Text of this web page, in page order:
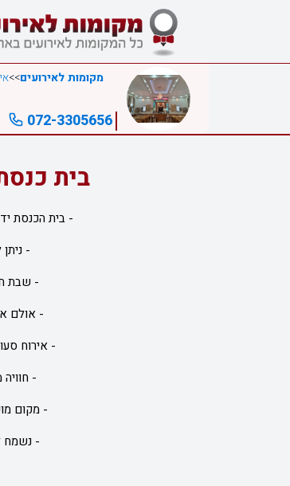
מקומות לאירועים>>
072-3305656
בית
- בית הכנסת
-
- שבת
- אולם
- אירוח
-
- מקום
- נשמח